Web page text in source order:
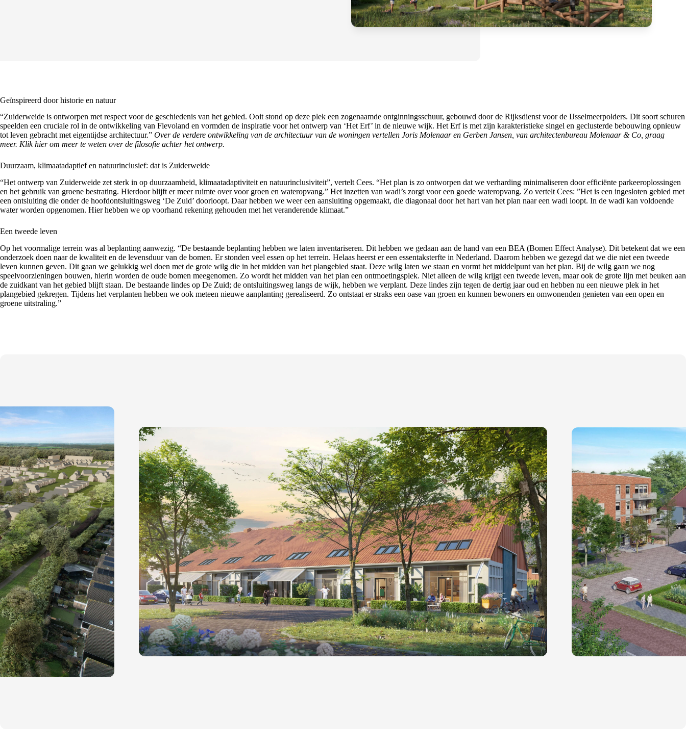
Geïnspireerd door historie en natuur
“Zuiderweide is ontworpen met respect voor de geschiedenis van het gebied. Ooit stond op deze plek een zogenaamde ontginningsschuur, gebouwd door de Rijksdienst voor de IJsselmeerpolders. Dit soort schuren
speelden een cruciale rol in de ontwikkeling van Flevoland en vormden de inspiratie voor het ontwerp van ‘Het Erf’ in de nieuwe wijk. Het Erf is met zijn karakteristieke singel en geclusterde bebouwing opnieuw
tot leven gebracht met eigentijdse architectuur.” Over de verdere ontwikkeling van de architectuur van de woningen vertellen Joris Molenaar en Gerben Jansen, van architectenbureau Molenaar & Co, graag
meer. Klik hier om meer te weten over de filosofie achter het ontwerp.
Duurzaam, klimaatadaptief en natuurinclusief: dat is Zuiderweide
“Het ontwerp van Zuiderweide zet sterk in op duurzaamheid, klimaatadaptiviteit en natuurinclusiviteit”, vertelt Cees. “Het plan is zo ontworpen dat we verharding minimaliseren door efficiënte parkeeroplossingen
en het gebruik van groene bestrating. Hierdoor blijft er meer ruimte over voor groen en wateropvang.” Het inzetten van wadi’s zorgt voor een goede wateropvang. Zo vertelt Cees: ”Het is een ingesloten gebied met
een ontsluiting die onder de hoofdontsluitingsweg ‘De Zuid’ doorloopt. Daar hebben we weer een aansluiting opgemaakt, die diagonaal door het hart van het plan naar een wadi loopt. In de wadi kan voldoende
water worden opgenomen. Hier hebben we op voorhand rekening gehouden met het veranderende klimaat.”
Een tweede leven
Op het voormalige terrein was al beplanting aanwezig. “De bestaande beplanting hebben we laten inventariseren. Dit hebben we gedaan aan de hand van een BEA (Bomen Effect Analyse). Dit betekent dat we een
onderzoek doen naar de kwaliteit en de levensduur van de bomen. Er stonden veel essen op het terrein. Helaas heerst er een essentaksterfte in Nederland. Daarom hebben we gezegd dat we die niet een tweede
leven kunnen geven. Dit gaan we gelukkig wel doen met de grote wilg die in het midden van het plangebied staat. Deze wilg laten we staan en vormt het middelpunt van het plan. Bij de wilg gaan we nog
speelvoorzieningen bouwen, hierin worden de oude bomen meegenomen. Zo wordt het midden van het plan een ontmoetingsplek. Niet alleen de wilg krijgt een tweede leven, maar ook de grote lijn met beuken aan
de zuidkant van het gebied blijft staan. De bestaande lindes op De Zuid; de ontsluitingsweg langs de wijk, hebben we verplant. Deze lindes zijn tegen de dertig jaar oud en hebben nu een nieuwe plek in het
plangebied gekregen. Tijdens het verplanten hebben we ook meteen nieuwe aanplanting gerealiseerd. Zo ontstaat er straks een oase van groen en kunnen bewoners en omwonenden genieten van een open en
groene uitstraling.”